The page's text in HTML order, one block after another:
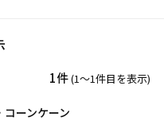
ータイ
1件(1〜1件目を表示)
コーンケーン